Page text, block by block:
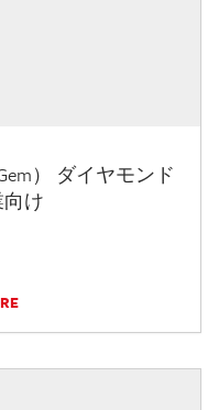
） ダイヤモンド
け